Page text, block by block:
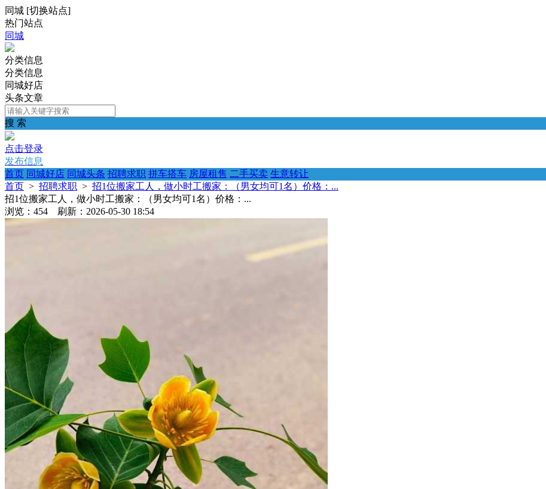
同城 [切换站点]
热门站点
同城
分类信息
分类信息
同城好店
头条文章
搜 索
点击登录
发布信息
首页 同城好店 同城头条 招聘求职 拼车搭车 房屋租售 二手买卖 生意转让
首页 > 招聘求职 > 招1位搬家工人，做小时工搬家：（男女均可1名）价格：...
招1位搬家工人，做小时工搬家：（男女均可1名）价格：...
浏览：454 刷新：2026-05-30 18:54